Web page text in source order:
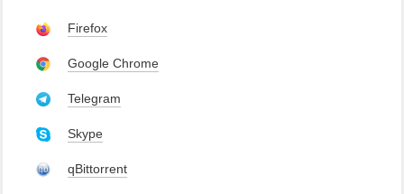
Firefox
Google Chrome
Telegram
Skype
qBittorrent